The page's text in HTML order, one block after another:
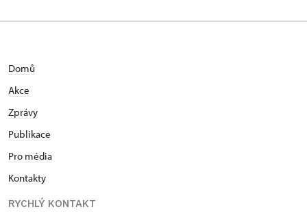
Domů
Akce
Zprávy
Publikace
Pro média
Kontakty
RYCHLÝ KONTAKT